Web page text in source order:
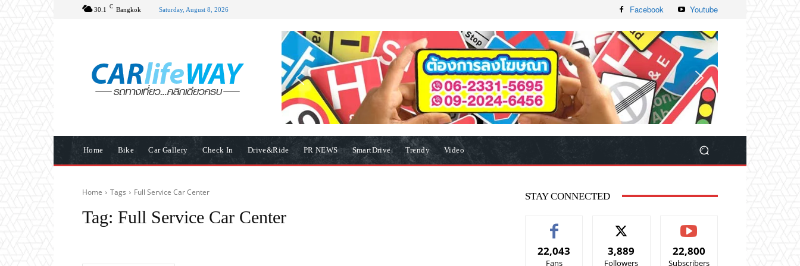
30.1 C Bangkok Saturday, August 8, 2026 Facebook Youtube
Home Bike Car Gallery Check In Drive&Ride PR NEWS SmartDrive Trendy Video
Home Tags Full Service Car Center
Tag: Full Service Car Center
STAY CONNECTED
22,043
Fans
3,889
Followers
22,800
Subscribers